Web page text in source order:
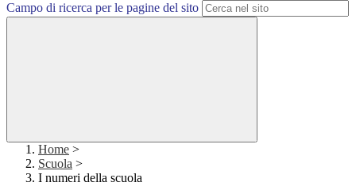
Campo di ricerca per le pagine del sito
Home >
Scuola >
I numeri della scuola